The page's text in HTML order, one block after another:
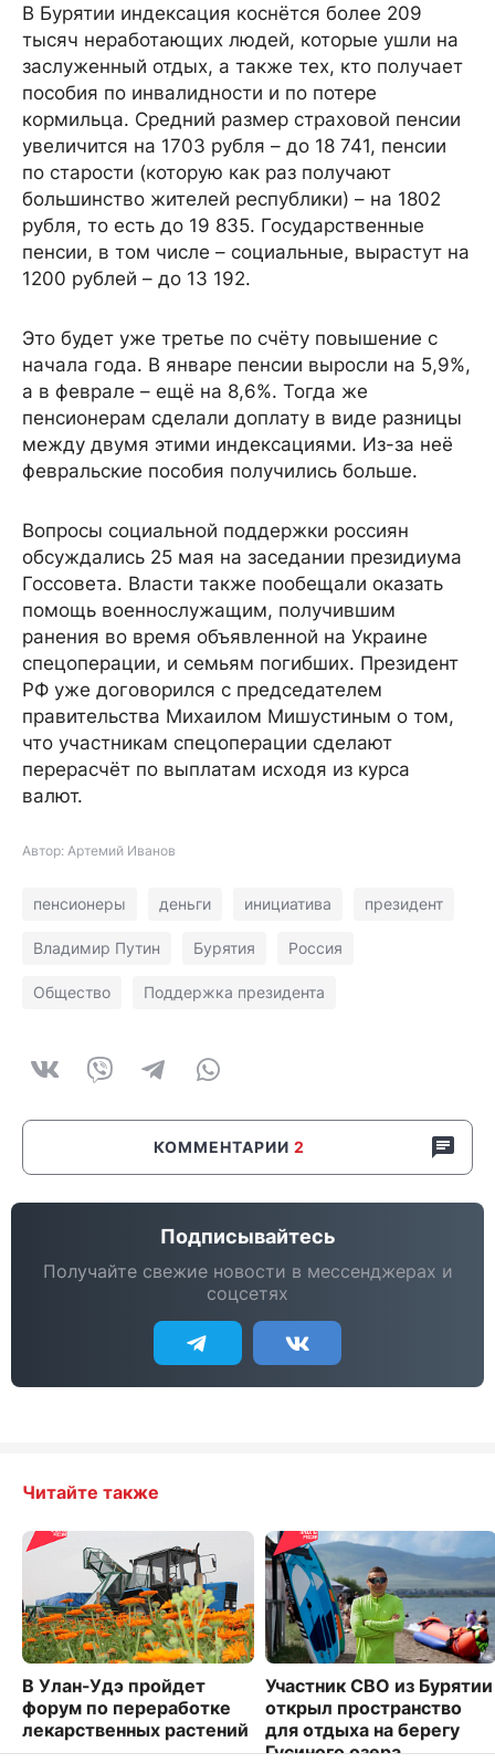
В Бурятии индексация коснётся более 209
тысяч неработающих людей, которые ушли на
заслуженный отдых, а также тех, кто получает
пособия по инвалидности и по потере
кормильца. Средний размер страховой пенсии
увеличится на 1703 рубля – до 18 741, пенсии
по старости (которую как раз получают
большинство жителей республики) – на 1802
рубля, то есть до 19 835. Государственные
пенсии, в том числе – социальные, вырастут на
1200 рублей – до 13 192.
Это будет уже третье по счёту повышение с
начала года. В январе пенсии выросли на 5,9%,
а в феврале – ещё на 8,6%. Тогда же
пенсионерам сделали доплату в виде разницы
между двумя этими индексациями. Из-за неё
февральские пособия получились больше.
Вопросы социальной поддержки россиян
обсуждались 25 мая на заседании президиума
Госсовета. Власти также пообещали оказать
помощь военнослужащим, получившим
ранения во время объявленной на Украине
спецоперации, и семьям погибших. Президент
РФ уже договорился с председателем
правительства Михаилом Мишустиным о том,
что участникам спецоперации сделают
перерасчёт по выплатам исходя из курса
валют.
Автор: Артемий Иванов
пенсионеры деньги инициатива президент
Владимир Путин Бурятия Россия
Общество Поддержка президента
КОММЕНТАРИИ 2
Подписывайтесь
Получайте свежие новости в мессенджерах и
соцсетях
Читайте также
В Улан-Удэ пройдет
форум по переработке
лекарственных растений
Участник СВО из Бурятии
открыл пространство
для отдыха на берегу
Гусиного озера